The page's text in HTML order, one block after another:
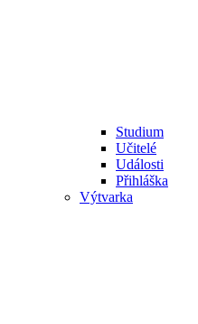
Studium
Učitelé
Události
Přihláška
Výtvarka